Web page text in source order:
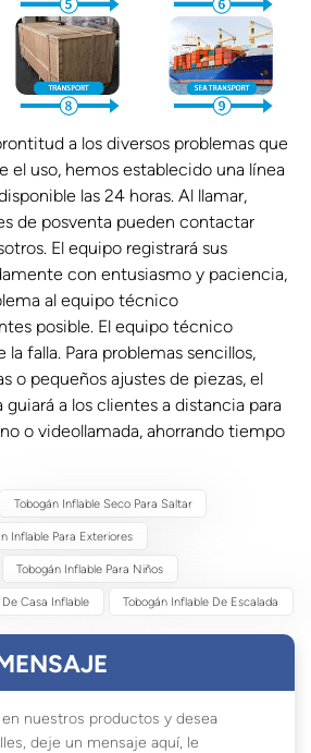
a los diversos problemas que
el uso, hemos establecido una línea
las 24 horas. Al llamar,
de posventa pueden contactar
El equipo registrará sus
con entusiasmo y paciencia,
al equipo técnico
posible. El equipo técnico
falla. Para problemas sencillos,
o pequeños ajustes de piezas, el
guiará a los clientes a distancia para
o videollamada, ahorrando tiempo
Tobogán Inflable Seco Para Saltar
Inflable Para Exteriores
Tobogán Inflable Para Niños
Casa Inflable Tobogán Inflable De Escalada
nuestros productos y desea
deje un mensaje aquí, le